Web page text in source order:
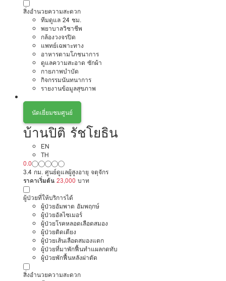
สิ่งอำนวยความสะดวก
ทีมดูแล 24 ชม.
พยาบาลวิชาชีพ
กล้องวงจรปิด
แพทย์เฉพาะทาง
อาหารตามโภชนาการ
ดูแลความสะอาด ซักผ้า
กายภาพบำบัด
กิจกรรมนันทนาการ
รายงานข้อมูลสุขภาพ
นัดเยี่ยมชมศูนย์
บ้านปิติ รัชโยธิน
EN
TH
0.0
3.4 กม. ศูนย์ดูแลผู้สูงอายุ จตุจักร
ราคาเริ่มต้น 23,000 บาท
ผู้ป่วยที่ให้บริการได้
ผู้ป่วยอัมพาต อัมพฤกษ์
ผู้ป่วยอัลไซเมอร์
ผู้ป่วยโรคหลอดเลือดสมอง
ผู้ป่วยติดเตียง
ผู้ป่วยเส้นเลือดสมองแตก
ผู้ป่วยที่มาพักฟื้นทำแผลกดทับ
ผู้ป่วยพักฟื้นหลังผ่าตัด
สิ่งอำนวยความสะดวก